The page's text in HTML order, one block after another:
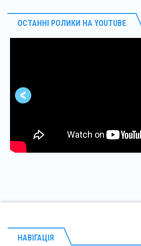
ОСТАННІ РОЛИКИ НА YOUTUBE
НАВІГАЦІЯ